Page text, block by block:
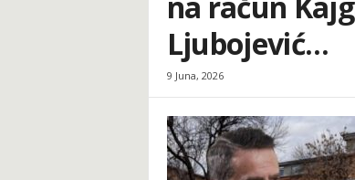
a
Ljubojević…
9 Juna, 2026